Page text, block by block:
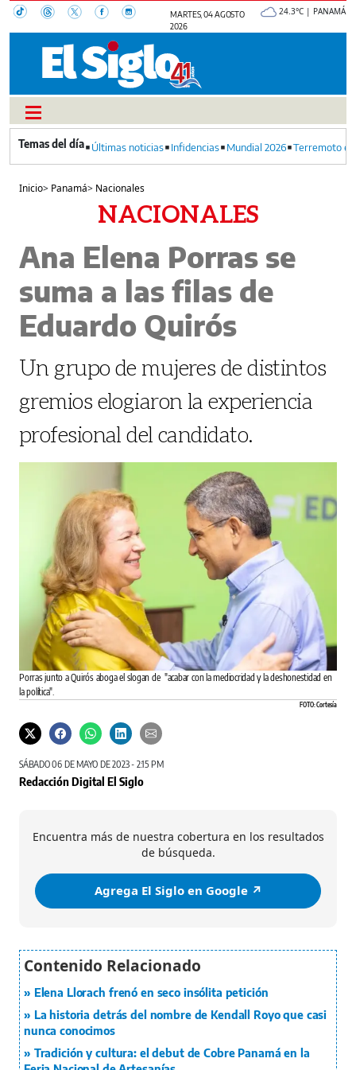
MARTES, 04 AGOSTO
2026
24.3°C | PANAMÁ
Últimas noticias Infidencias Mundial 2026 Terremoto
Inicio> Panamá> Nacionales
NACIONALES
Ana Elena Porras se
suma a las filas de
Eduardo Quirós
Un grupo de mujeres de distintos
gremios elogiaron la experiencia
profesional del candidato.
Porras junto a Quirós aboga el slogan de "acabar con la mediocridad y la deshonestidad en
la política".
FOTO: Cortesía
SÁBADO 06 DE MAYO DE 2023 - 2:15 PM
Redacción Digital El Siglo
Encuentra más de nuestra cobertura en los resultados
de búsqueda.
Agrega El Siglo en Google ↗️
Elena Llorach frenó en seco insólita petición
La historia detrás del nombre de Kendall Royo que casi
nunca conocimos
Tradición y cultura: el debut de Cobre Panamá en la